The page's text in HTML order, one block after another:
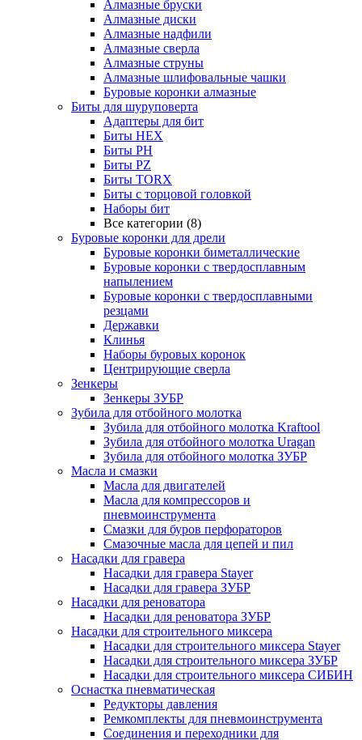
Алмазные бруски
Алмазные диски
Алмазные надфили
Алмазные сверла
Алмазные струны
Алмазные шлифовальные чашки
Буровые коронки алмазные
Биты для шуруповерта
Адаптеры для бит
Биты HEX
Биты PH
Биты PZ
Биты TORX
Биты с торцовой головкой
Наборы бит
Все категории (8)
Буровые коронки для дрели
Буровые коронки биметаллические
Буровые коронки с твердосплавным
напылением
Буровые коронки с твердосплавными
резцами
Державки
Клинья
Наборы буровых коронок
Центрирующие сверла
Зенкеры
Зенкеры ЗУБР
Зубила для отбойного молотка
Зубила для отбойного молотка Kraftool
Зубила для отбойного молотка Uragan
Зубила для отбойного молотка ЗУБР
Масла и смазки
Масла для двигателей
Масла для компрессоров и
пневмоинструмента
Смазки для буров перфораторов
Смазочные масла для цепей и пил
Насадки для гравера
Насадки для гравера Stayer
Насадки для гравера ЗУБР
Насадки для реноватора
Насадки для реноватора ЗУБР
Насадки для строительного миксера
Насадки для строительного миксера Stayer
Насадки для строительного миксера ЗУБР
Насадки для строительного миксера СИБИН
Оснастка пневматическая
Редукторы давления
Ремкомплекты для пневмоинструмента
Соединения и переходники для